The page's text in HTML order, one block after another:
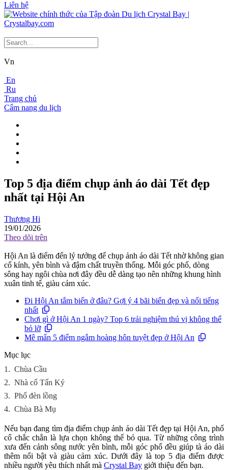
Liên hệ
Vn
En
Ru
Trang chủ
Cẩm nang du lịch
Top 5 địa điểm chụp ảnh áo dài Tết đẹp
nhất tại Hội An
Thương Hi
19/01/2026
Theo dõi trên
Hội An là điểm đến lý tưởng để chụp ảnh áo dài Tết nhờ không gian
cổ kính, yên bình và đậm chất truyền thống. Mỗi góc phố, dòng
sông hay ngôi chùa nơi đây đều dễ dàng tạo nên những khung hình
xuân tinh tế, giàu cảm xúc.
Đi Hội An tắm biển ở đâu? Gợi ý 4 bãi biển đẹp và nổi tiếng
nhất
Chơi gì ở Hội An 1 ngày? Top 6 trải nghiệm thú vị không thể
bỏ lỡ
Mê mẩn 5 điểm ngắm hoàng hôn tuyệt đẹp ở Hội An
Mục lục
1. Chùa Cầu
2. Nhà cổ Tấn Ký
3. Phố đèn lồng
4. Chùa Bà Mụ
Nếu bạn đang tìm địa điểm chụp ảnh áo dài Tết đẹp tại Hội An, phố
cổ chắc chắn là lựa chọn không thể bỏ qua. Từ những công trình
xưa đến cảnh sông nước yên bình, mỗi góc phố đều giúp tà áo dài
thêm nổi bật và giàu cảm xúc. Dưới đây là top 5 địa điểm được
nhiều người yêu thích nhất mà Crystal Bay giới thiệu đến bạn.